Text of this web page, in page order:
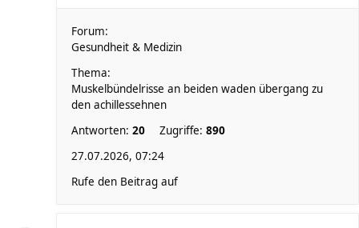
Forum:
Gesundheit & Medizin
Thema:
Muskelbündelrisse an beiden waden übergang zu
den achillessehnen
Antworten: 20 Zugriffe: 890
27.07.2026, 07:24
Rufe den Beitrag auf